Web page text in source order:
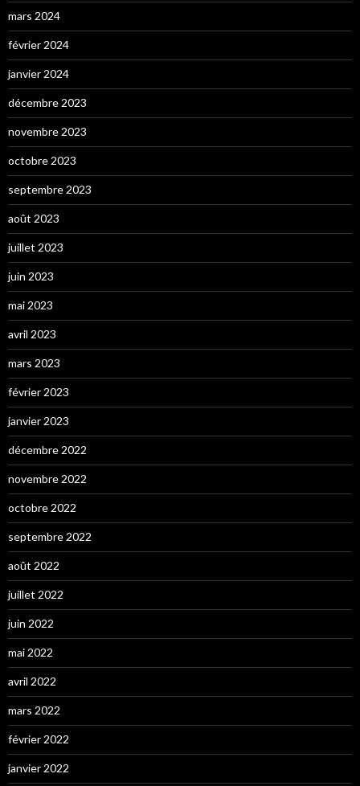
mars 2024
février 2024
janvier 2024
décembre 2023
novembre 2023
octobre 2023
septembre 2023
août 2023
juillet 2023
juin 2023
mai 2023
avril 2023
mars 2023
février 2023
janvier 2023
décembre 2022
novembre 2022
octobre 2022
septembre 2022
août 2022
juillet 2022
juin 2022
mai 2022
avril 2022
mars 2022
février 2022
janvier 2022